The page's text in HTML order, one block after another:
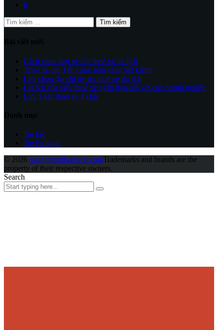
6
Tìm
kiếm
Cách chọn loại xe khi thuê xe du lịch
Thuê xe dịp Tết, càng sớm càng tiết kiệm!
Lựa chọn địa chỉ uy tín thuê xe du lịch
Lợi ích của việc thuê xe ngắn hạn đối với các doanh nghiệp
Lưu ý khi thuê xe 4 chỗ
Tin tức
Tuyển dụng
© 2026 quangminhhathanh.comTrademarks and brands are the
property of their respective owners.
Search